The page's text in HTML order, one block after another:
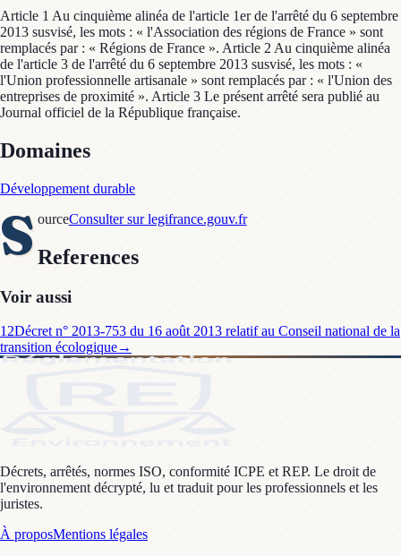
Article 1 Au cinquième alinéa de l'article 1er de l'arrêté du 6 septembre
2013 susvisé, les mots : « l'Association des régions de France » sont
remplacés par : « Régions de France ». Article 2 Au cinquième alinéa
de l'article 3 de l'arrêté du 6 septembre 2013 susvisé, les mots : «
l'Union professionnelle artisanale » sont remplacés par : « l'Union des
entreprises de proximité ». Article 3 Le présent arrêté sera publié au
Journal officiel de la République française.
Domaines
Développement durable
S ourceConsulter sur legifrance.gouv.fr
References
Voir aussi
12Décret n° 2013-753 du 16 août 2013 relatif au Conseil national de la
transition écologique→
Décrets, arrêtés, normes ISO, conformité ICPE et REP. Le droit de
l'environnement décrypté, lu et traduit pour les professionnels et les
juristes.
À proposMentions légales